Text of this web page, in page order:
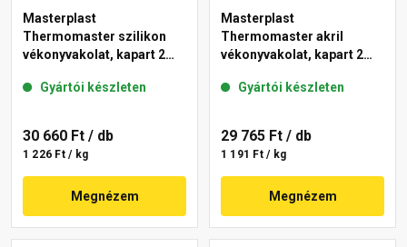
Masterplast
Thermomaster szilikon
vékonyvakolat, kapart 2
Gyártói készleten
30 660 Ft / db
1 226 Ft / kg
Megnézem
Masterplast
Thermomaster akril
vékonyvakolat, kapart 2
Gyártói készleten
29 765 Ft / db
1 191 Ft / kg
Megnézem